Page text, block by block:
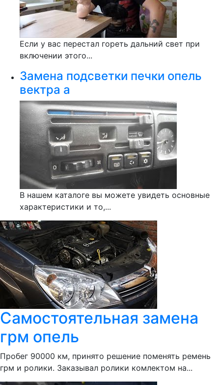
Если у вас перестал гореть дальний свет при
включении этого...
Замена подсветки печки опель
вектра а
В нашем каталоге вы можете увидеть основные
характеристики и то,...
Самостоятельная замена
грм опель
Пробег 90000 км, принято решение поменять ремень
грм и ролики. Заказывал ролики комлектом на...